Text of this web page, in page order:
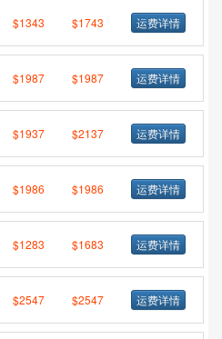
$1343 $1743 运费详情
$1987 $1987 运费详情
$1937 $2137 运费详情
$1986 $1986 运费详情
$1283 $1683 运费详情
$2547 $2547 运费详情